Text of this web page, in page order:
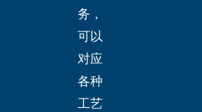
务，
可以
对应
各种
工艺